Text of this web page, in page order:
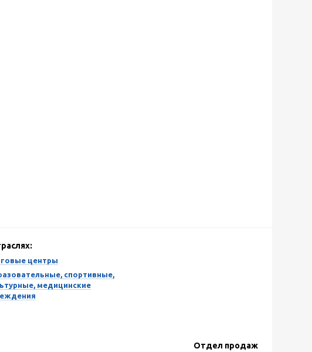
центры
спортивные,
медицинские
Отдел продаж